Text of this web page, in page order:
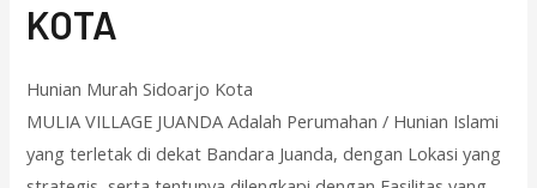
KOTA
Hunian Murah Sidoarjo Kota
MULIA VILLAGE JUANDA Adalah Perumahan / Hunian Islami
yang terletak di dekat Bandara Juanda, dengan Lokasi yang